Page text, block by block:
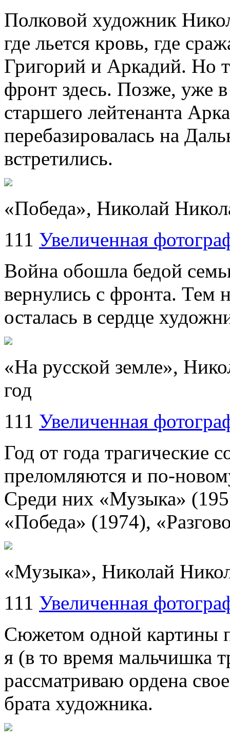
Полковой художник
где льется кровь, где
Григорий и Аркадий. Но
фронт здесь. Позже, уже в
старшего лейтенанта
перебазировалась на
встретились.
«Победа», Николай
111 Увеличенная
Война обошла бедой
вернулись с фронта. Тем
осталась в сердце
«На русской земле»,
год
111 Увеличенная
Год от года трагические
преломляются и по-
Среди них «Музыка»
«Победа» (1974),
«Музыка», Николай
111 Увеличенная
Сюжетом одной картины
я (в то время мальчишка
рассматриваю ордена
брата художника.